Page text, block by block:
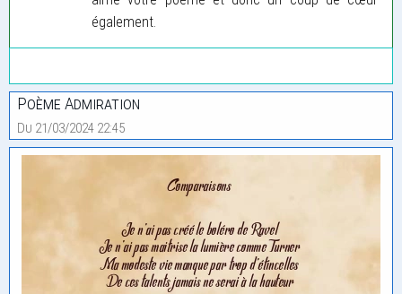
également.
Poème Admiration
Du 21/03/2024 22:45